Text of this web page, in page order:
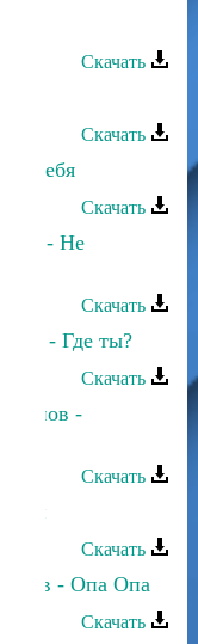
Скачать
Скачать
тебя
Скачать
- Не
Скачать
- Где ты?
Скачать
-
Скачать
Скачать
- Опа Опа
Скачать